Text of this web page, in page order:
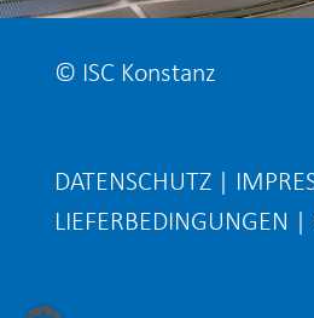
© ISC Konstanz
DATENSCHUTZ|
LIEFERBEDINGUNGEN